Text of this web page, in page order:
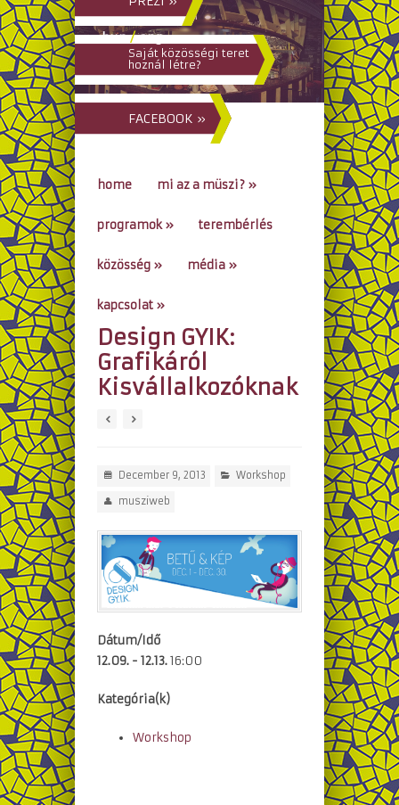
hun/eng
Saját közösségi teret
hoznál létre?
FACEBOOK »
home mi az a müszi? »
programok» terembérlés
közösség » média »
kapcsolat »
go to...
Design GYIK:
Grafikáról
Kisvállalkozóknak
December 9, 2013 Workshop
musziweb
Dátum/Idő
12.09. - 12.13.16:00
Kategória(k)
Workshop